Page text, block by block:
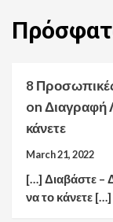
8
onΔιαγραφή
κάνετε
March 21, 2022
[…] Διαβάστε –
να το κάνετε […]